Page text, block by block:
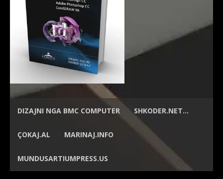
DIZAJNI NGA BMC COMPUTER SHKODER.NET…
ÇOKAJ.AL MARINAJ.INFO
MUNDUSARTIUMPRESS.US